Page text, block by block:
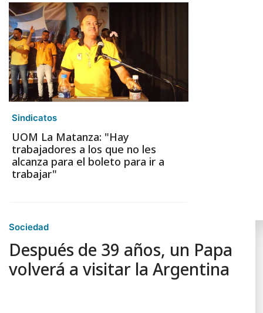
Sindicatos
UOM La Matanza: "Hay
trabajadores a los que no les
alcanza para el boleto para ir a
trabajar"
Sociedad
Después de 39 años, un Papa
volverá a visitar la Argentina